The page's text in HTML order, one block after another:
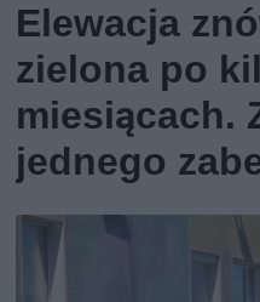
Elewacja
zielona po
miesiącach.
jednego